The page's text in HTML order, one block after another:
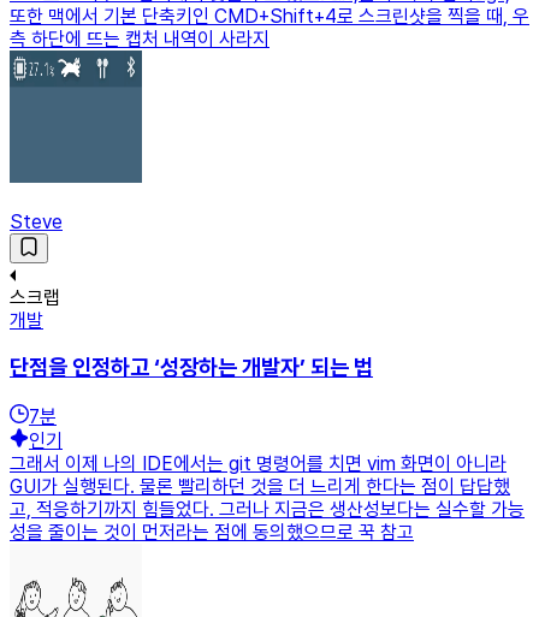
또한 맥에서 기본 단축키인 CMD+Shift+4로 스크린샷을 찍을 때, 우
측 하단에 뜨는 캡처 내역이 사라지
Steve
스크랩
개발
단점을 인정하고 ‘성장하는 개발자’ 되는 법
7분
인기
그래서 이제 나의 IDE에서는 git 명령어를 치면 vim 화면이 아니라
GUI가 실행된다. 물론 빨리하던 것을 더 느리게 한다는 점이 답답했
고, 적응하기까지 힘들었다. 그러나 지금은 생산성보다는 실수할 가능
성을 줄이는 것이 먼저라는 점에 동의했으므로 꾹 참고